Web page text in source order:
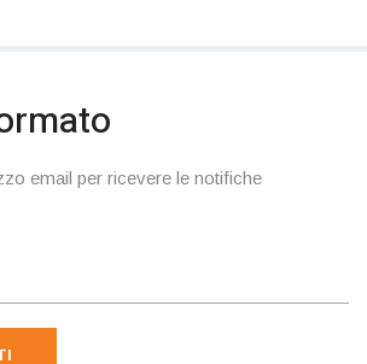
email per ricevere le notifiche